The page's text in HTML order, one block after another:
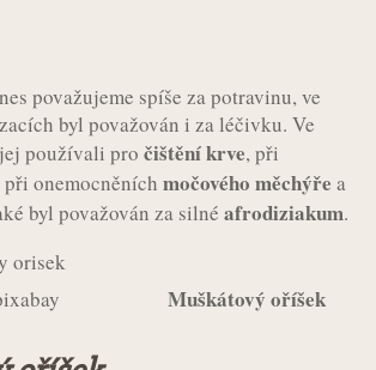
považujeme spíše za potravinu, ve
byl považován i za léčivku. Ve
používali pro čištění krve, při
při onemocněních močového měchýře a
byl považován za silné afrodiziakum.
pixabay Muškátový oříšek